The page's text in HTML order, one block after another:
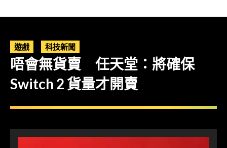
遊戲 科技新聞
唔會無貨賣 任天堂：將確保
Switch 2 貨量才開賣